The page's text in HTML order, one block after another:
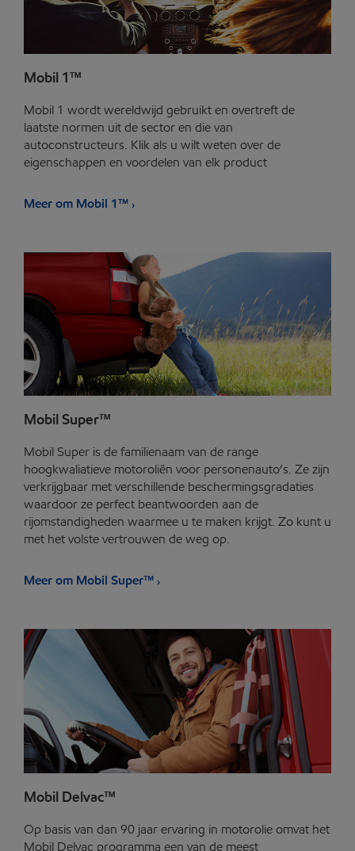
Mobil 1™
Mobil 1 wordt wereldwijd gebruikt en overtreft de
laatste normen uit de sector en die van
autoconstructeurs. Klik als u wilt weten over de
eigenschappen en voordelen van elk product
Meer om Mobil 1™
Mobil Super™
Mobil Super is de familienaam van de range
hoogkwaliatieve motoroliën voor personenauto’s. Ze zijn
verkrijgbaar met verschillende beschermingsgradaties
waardoor ze perfect beantwoorden aan de
rijomstandigheden waarmee u te maken krijgt. Zo kunt u
met het volste vertrouwen de weg op.
Meer om Mobil Super™
Mobil Delvac™
Op basis van dan 90 jaar ervaring in motorolie omvat het
Mobil Delvac programma een van de meest